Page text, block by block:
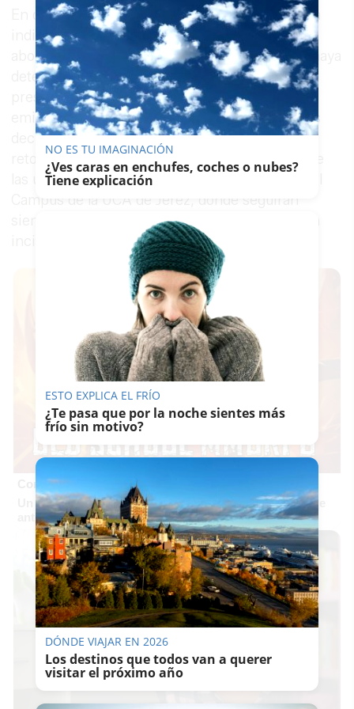
En declaraciones a
Canal Sur Radio, Velasco ha
indicado que ese es el asunto que se tiene que
abordar en este momento, después de que se haya
determinado, en virtud de una orden del
presidente de la Junta, Juan Manuel Moreno,
emitida el pasado sábado, que las universidades
decidirán si siguen con las clases on line o
retoman las clases presenciales, a excepción de
las universidades de Granada, Jaén, Almería y el
Campus de la UCA de Jerez, donde seguirán
exclusivamente debido a la
incidencia del coronavirus.
Corepunk MMORPG
Un verdadero MMORPG de la vieja escuela ¡Cómo los de
antes, pero mejor!
NO ES TU IMAGINACIÓN
¿Ves caras en enchufes, coches o nubes?
Tiene explicación
ESTO EXPLICA EL FRÍO
¿Te pasa que por la noche sientes más
frío sin motivo?
DÓNDE VIAJAR EN 2026
Los destinos que todos van a querer
visitar el próximo año